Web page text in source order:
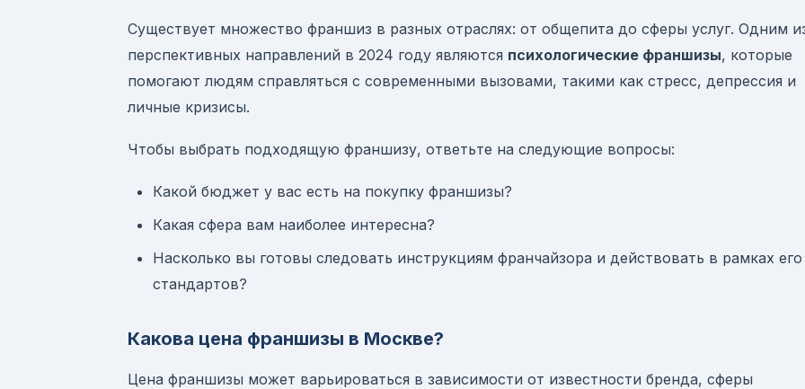
Существует множество франшиз в разных отраслях: от общепита до сферы услуг. Одним
перспективных направлений в 2024 году являются психологические франшизы, которые
помогают людям справляться с современными вызовами, такими как стресс, депрессия и
личные кризисы.
Чтобы выбрать подходящую франшизу, ответьте на следующие вопросы:
Какой бюджет у вас есть на покупку франшизы?
Какая сфера вам наиболее интересна?
Насколько вы готовы следовать инструкциям франчайзора и действовать в рамках его
стандартов?
Какова цена франшизы в Москве?
Цена франшизы может варьироваться в зависимости от известности бренда, сферы